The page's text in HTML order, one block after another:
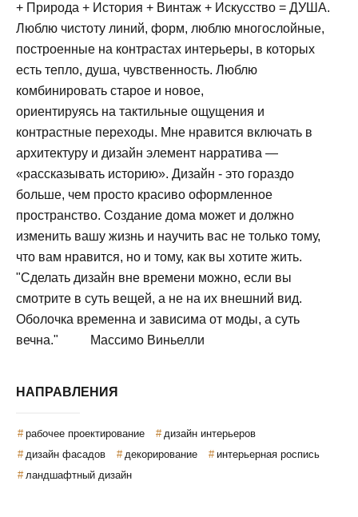
+ Природа + История + Винтаж + Искусство = ДУША.
Люблю чистоту линий, форм, люблю многослойные,
построенные на контрастах интерьеры, в которых
есть тепло, душа, чувственность. Люблю
комбинировать старое и новое,
ориентируясь на тактильные ощущения и
контрастные переходы. Мне нравится включать в
архитектуру и дизайн элемент нарратива —
«рассказывать историю». Дизайн - это гораздо
больше, чем просто красиво оформленное
пространство. Создание дома может и должно
изменить вашу жизнь и научить вас не только тому,
что вам нравится, но и тому, как вы хотите жить.
"Сделать дизайн вне времени можно, если вы
смотрите в суть вещей, а не на их внешний вид.
Оболочка временна и зависима от моды, а суть
вечна." Массимо Виньелли
НАПРАВЛЕНИЯ
рабочее проектирование
дизайн интерьеров
дизайн фасадов
декорирование
интерьерная роспись
ландшафтный дизайн